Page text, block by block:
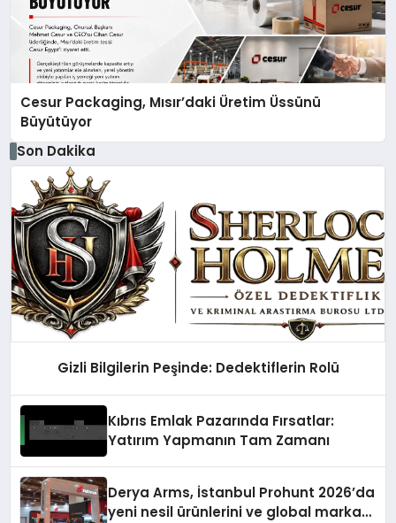
Cesur Packaging, Mısır’daki Üretim Üssünü
Büyütüyor
Son Dakika
Gizli Bilgilerin Peşinde: Dedektiflerin Rolü
Kıbrıs Emlak Pazarında Fırsatlar:
Yatırım Yapmanın Tam Zamanı
Derya Arms, İstanbul Prohunt 2026’da
yeni nesil ürünlerini ve global marka